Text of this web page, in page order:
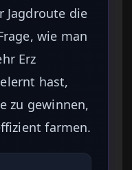
Jagdroute die
wie man
Erz
hast,
zu gewinnen,
farmen.